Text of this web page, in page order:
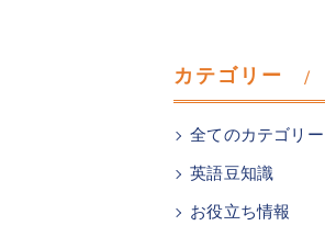
カテゴリー
全てのカテゴリー
英語豆知識
お役立ち情報